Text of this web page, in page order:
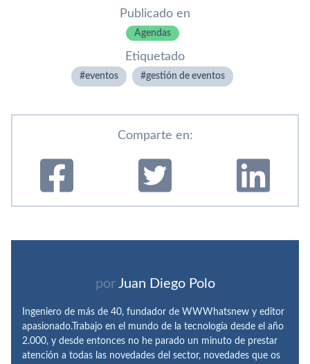
Publicado en
Agendas
Etiquetado
eventos gestión de eventos
Comparte en:
por Juan Diego Polo
Ingeniero de más de 40, fundador de WWWhatsnew y editor
apasionado.Trabajo en el mundo de la tecnología desde el año
2.000, y desde entonces no he parado un minuto de prestar
atención a todas las novedades del sector, novedades que os